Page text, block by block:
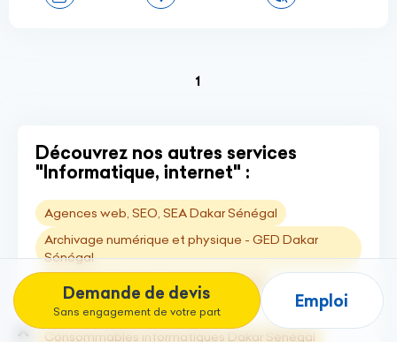
Demande de devis
Sans engagement de votre part
Emploi
1
Découvrez nos autres services
"Informatique, internet" :
Agences web, SEO, SEA Dakar Sénégal
Archivage numérique et physique - GED Dakar
Sénégal
Assistance technique Dakar Sénégal
Bureautique Dakar Sénégal
Consommables informatiques Dakar Sénégal